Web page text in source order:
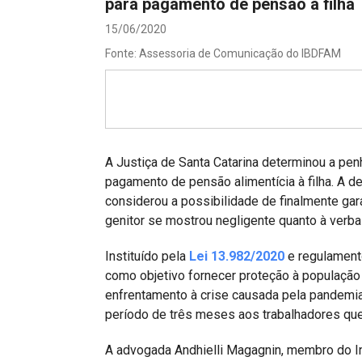
Processos - IBDFAM
Projetos do IBDFAM
Alienação Parental
Encontre um Escritório
IBDFAM Educacional
para pagamento de pensão à filha
15/06/2020
Fonte: Assessoria de Comunicação do IBDFAM
A Justiça de Santa Catarina determinou a
pagamento de pensão alimentícia à filha. A
considerou a possibilidade de finalmente
genitor se mostrou negligente quanto à
Instituído pela Lei 13.982/2020 e
como objetivo fornecer proteção à
enfrentamento à crise causada pela
período de três meses aos trabalhadores
A advogada Andhielli Magagnin, membro do